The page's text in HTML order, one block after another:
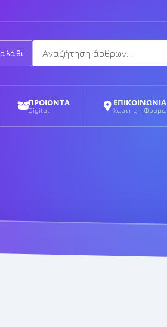
Αναζήτηση
ΠΡΟΪΟΝΤΑ
Digital
ΕΠΙΚΟΙΝΩΝΙΑ
Χάρτης – Φόρμα